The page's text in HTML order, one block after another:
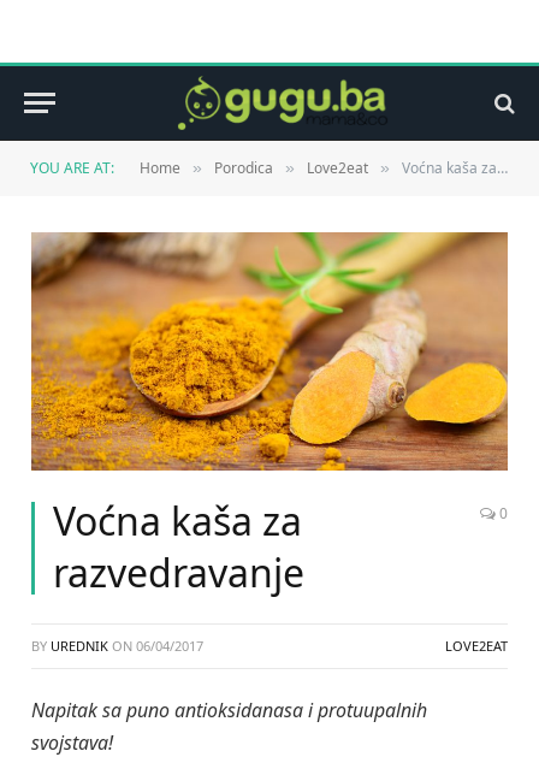
YOU ARE AT: Home » Porodica » Love2eat » Voćna kaša za razvedravanje
Voćna kaša za
razvedravanje
0
BY UREDNIK ON 06/04/2017 LOVE2EAT
Napitak sa puno antioksidanasa i protuupalnih
svojstava!